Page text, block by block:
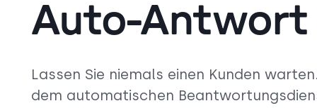
Auto-Antwort
Lassen Sie niemals einen Kunden
dem automatischen